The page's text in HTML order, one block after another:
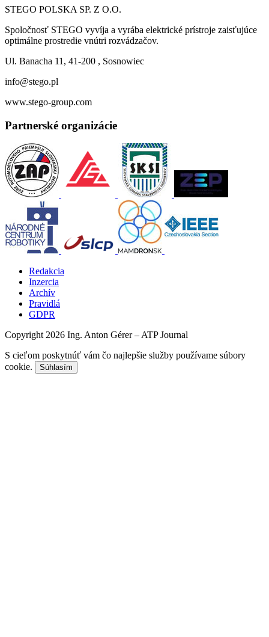
STEGO POLSKA SP. Z O.O.
Spoločnosť STEGO vyvíja a vyrába elektrické prístroje zaisťujúce
optimálne prostredie vnútri rozvádzačov.
Ul. Banacha 11, 41-200 , Sosnowiec
info@stego.pl
www.stego-group.com
Partnerské organizácie
Redakcia
Inzercia
Archív
Pravidlá
GDPR
Copyright 2026 Ing. Anton Gérer – ATP Journal
S cieľom poskytnúť vám čo najlepšie služby používame súbory
cookie.
Súhlasím